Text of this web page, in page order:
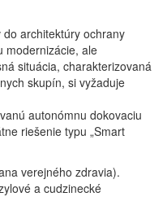
architektúry ochrany
modernizácie, ale
situácia, charakterizovaná
skupín, si vyžaduje
autonómnu dokovaciu
riešenie typu „Smart
verejného zdravia).
a cudzinecké